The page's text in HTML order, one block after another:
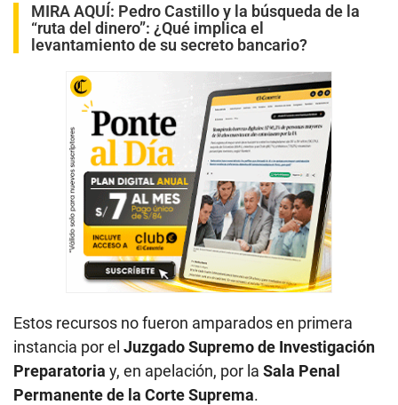
MIRA AQUÍ: Pedro Castillo y la búsqueda de la
“ruta del dinero”: ¿Qué implica el
levantamiento de su secreto bancario?
Estos recursos no fueron amparados en primera
instancia por el Juzgado Supremo de Investigación
Preparatoria y, en apelación, por la Sala Penal
Permanente de la Corte Suprema.